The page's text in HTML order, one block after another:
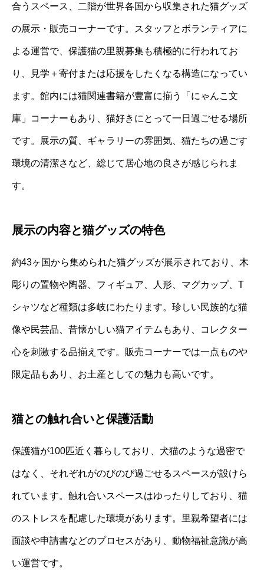
合うスペース、二階が世界各国から収集された猫グッズ
の展示・販売コーナーです。スタッフとボランティアに
よる運営で、保護猫の里親募集も積極的に行われてお
り、見学＋寄付または応援をしたくなる構造になってい
ます。館内には猫関連書籍が豊富に揃う「にゃんこ文
庫」コーナーもあり、猫好きにとって一日過ごせる場所
です。展示の質、ギャラリーの雰囲気、猫たちの過ごす
環境の清潔さなど、総じて居心地の良さが感じられま
す。
展示の内容と猫グッズの特色
約43ヶ国から集められた猫グッズが展示されており、木
彫りの置物や陶器、フィギュア、人形、マグカップ、T
シャツなど種類は多岐にわたります。珍しい民族的な猫
像や民芸品、昔懐かしい猫アイテムもあり、コレクター
心を刺激する品揃えです。販売コーナーでは一点ものや
限定品もあり、お土産としての魅力も高いです。
猫との触れ合いと保護活動
保護猫が100匹近く暮らしており、犬猫のような過密で
はなく、それぞれがのびのび過ごせるスペースが設けら
れています。触れ合いスペースはゆったりしており、猫
のストレスを配慮した環境があります。里親希望者には
面談や申請書などのプロセスがあり、動物福祉意識が高
い運営です。